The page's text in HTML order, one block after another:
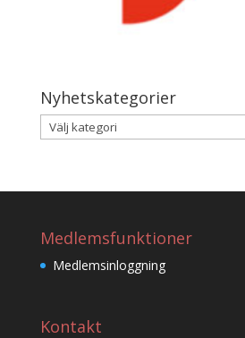
Nyhetskategorier
Nyhetskategorier
Medlemsfunktioner
Medlemsinloggning
Kontakt